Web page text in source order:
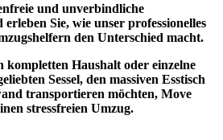
und unverbindliche
erleben Sie, wie unser professionelles
den Unterschied macht.
kompletten Haushalt oder einzelne
Sessel, den massiven Esstisch
transportieren möchten, Move
stressfreien Umzug.